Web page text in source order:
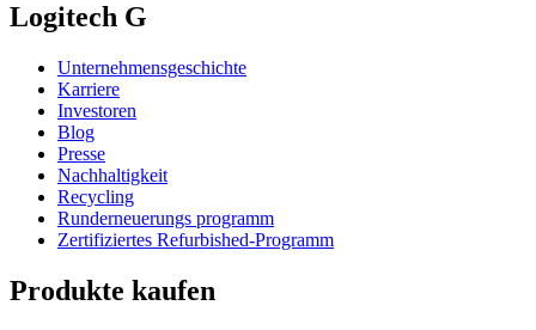
Logitech G
Unternehmensgeschichte
Karriere
Investoren
Blog
Presse
Nachhaltigkeit
Recycling
Runderneuerungs programm
Zertifiziertes Refurbished-Programm
Produkte kaufen